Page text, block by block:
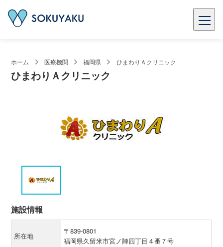
ホーム 医療機関 福岡県 ひまわりＡクリニック
ひまわりＡクリニック
施設情報
所在地
〒839-0801
福岡県久留米市宮ノ陣四丁目４番７号